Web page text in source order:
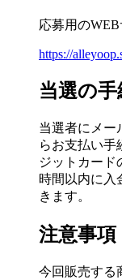
応募用の
https://
当選の手
当選者にメー
らお支払い手
ジットカード
時間以内に入
きます。
注意事項
今回販売する